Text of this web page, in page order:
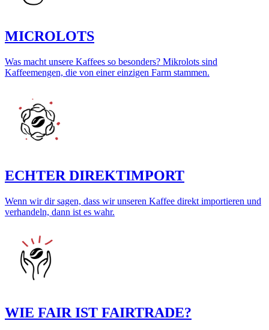
MICROLOTS
Was macht unsere Kaffees so besonders? Mikrolots sind
Kaffeemengen, die von einer einzigen Farm stammen.
ECHTER DIREKTIMPORT
Wenn wir dir sagen, dass wir unseren Kaffee direkt importieren und
verhandeln, dann ist es wahr.
WIE FAIR IST FAIRTRADE?